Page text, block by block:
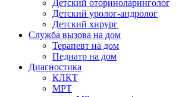
Детский оториноларинголог
Детский уролог-андролог
Детский хирург
Служба вызова на дом
Терапевт на дом
Педиатр на дом
Диагностика
КЛКТ
МРТ